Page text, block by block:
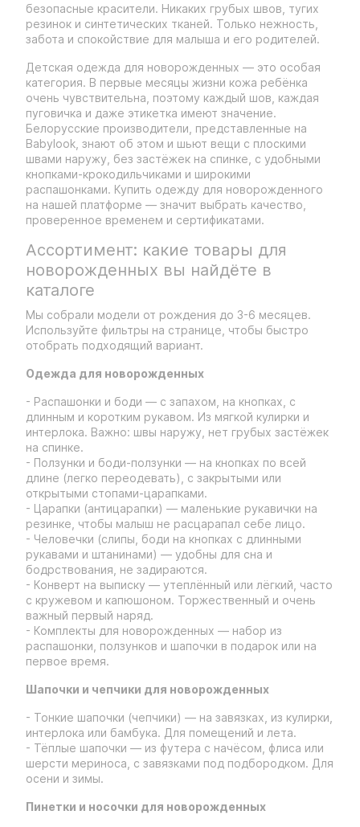
безопасные красители. Никаких грубых швов, тугих
резинок и синтетических тканей. Только нежность,
забота и спокойствие для малыша и его родителей.
Детская одежда для новорожденных — это особая
категория. В первые месяцы жизни кожа ребёнка
очень чувствительна, поэтому каждый шов, каждая
пуговичка и даже этикетка имеют значение.
Белорусские производители, представленные на
Babylook, знают об этом и шьют вещи с плоскими
швами наружу, без застёжек на спинке, с удобными
кнопками-крокодильчиками и широкими
распашонками. Купить одежду для новорожденного
на нашей платформе — значит выбрать качество,
проверенное временем и сертификатами.
Ассортимент: какие товары для
новорожденных вы найдёте в
каталоге
Мы собрали модели от рождения до 3-6 месяцев.
Используйте фильтры на странице, чтобы быстро
отобрать подходящий вариант.
Одежда для новорожденных
- Распашонки и боди — с запахом, на кнопках, с
длинным и коротким рукавом. Из мягкой кулирки и
интерлока. Важно: швы наружу, нет грубых застёжек
на спинке.
- Ползунки и боди-ползунки — на кнопках по всей
длине (легко переодевать), с закрытыми или
открытыми стопами-царапками.
- Царапки (антицарапки) — маленькие рукавички на
резинке, чтобы малыш не расцарапал себе лицо.
- Человечки (слипы, боди на кнопках с длинными
рукавами и штанинами) — удобны для сна и
бодрствования, не задираются.
- Конверт на выписку — утеплённый или лёгкий, часто
с кружевом и капюшоном. Торжественный и очень
важный первый наряд.
- Комплекты для новорожденных — набор из
распашонки, ползунков и шапочки в подарок или на
первое время.
Шапочки и чепчики для новорожденных
- Тонкие шапочки (чепчики) — на завязках, из кулирки,
интерлока или бамбука. Для помещений и лета.
- Тёплые шапочки — из футера с начёсом, флиса или
шерсти мериноса, с завязками под подбородком. Для
осени и зимы.
Пинетки и носочки для новорожденных